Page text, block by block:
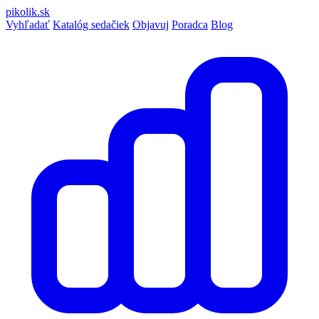
pikolik.sk
Vyhľadať Katalóg sedačiek Objavuj Poradca Blog